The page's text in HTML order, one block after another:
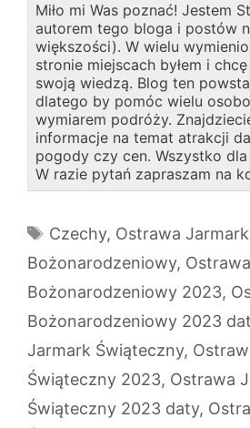
Miło mi Was poznać! Jestem
autorem tego bloga i postów
większości). W wielu
stronie miejscach byłem i
swoją wiedzą. Blog ten
dlatego by pomóc wielu
wymiarem podróży.
informacje na temat atrakcji
pogody czy cen. Wszystko
W razie pytań zapraszam na
Tagi
Czechy, Ostrawa Jarmark
Bożonarodzeniowy,
Bożonarodzeniowy 2023,
Bożonarodzeniowy 2023
Jarmark Świąteczny,
Świąteczny 2023, Ostrawa
Świąteczny 2023 daty,